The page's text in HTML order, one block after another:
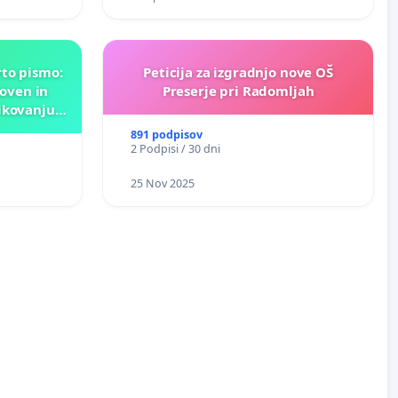
pismo:
in
Peticija za izgradnjo nove OŠ
Preserje pri Radomljah
891 podpisov
2 Podpisi / 30 dni
25 Nov 2025